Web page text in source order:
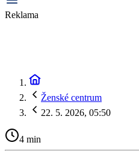
Reklama
Ženské centrum
22. 5. 2026, 05:50
4 min